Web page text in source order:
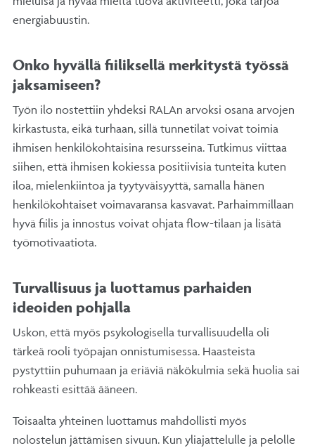
energiabuustin.
Onko hyvällä fiiliksellä merkitystä työssä
jaksamiseen?
Työn ilo nostettiin yhdeksi RALAn arvoksi osana arvojen
kirkastusta, eikä turhaan, sillä tunnetilat voivat toimia
ihmisen henkilökohtaisina resursseina. Tutkimus viittaa
siihen, että ihmisen kokiessa positiivisia tunteita kuten
iloa, mielenkiintoa ja tyytyväisyyttä, samalla hänen
henkilökohtaiset voimavaransa kasvavat. Parhaimmillaan
hyvä fiilis ja innostus voivat ohjata flow-tilaan ja lisätä
työmotivaatiota.
Turvallisuus ja luottamus parhaiden
ideoiden pohjalla
Uskon, että myös psykologisella turvallisuudella oli
tärkeä rooli työpajan onnistumisessa. Haasteista
pystyttiin puhumaan ja eriäviä näkökulmia sekä huolia sai
rohkeasti esittää ääneen.
Toisaalta yhteinen luottamus mahdollisti myös
nolostelun jättämisen sivuun. Kun yliajattelulle ja pelolle